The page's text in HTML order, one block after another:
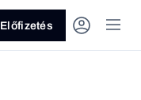
Előfizetés